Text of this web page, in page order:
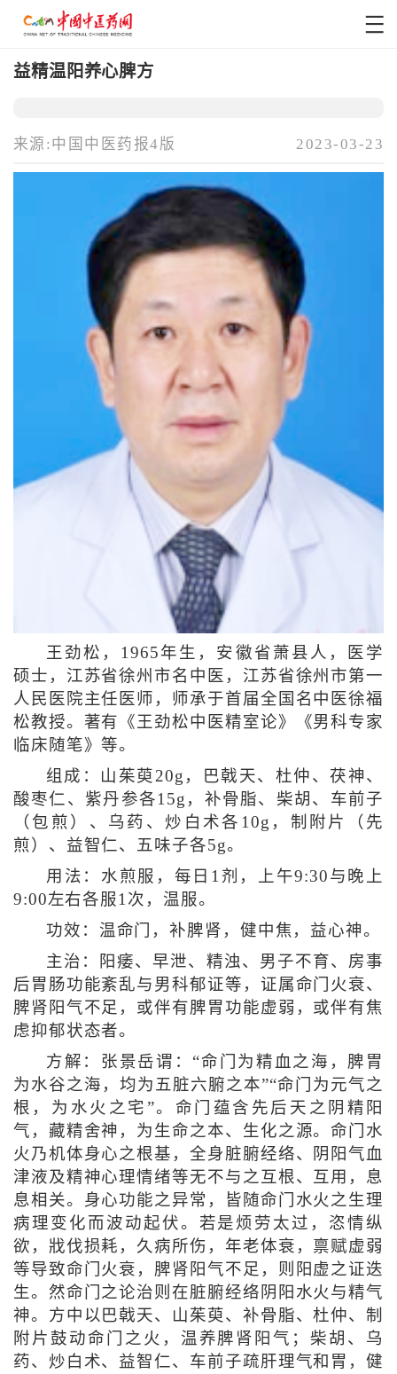
益精温阳养心脾方
来源:中国中医药报4版 2023-03-23
王劲松，1965年生，安徽省萧县人，医学
硕士，江苏省徐州市名中医，江苏省徐州市第一
人民医院主任医师，师承于首届全国名中医徐福
松教授。著有《王劲松中医精室论》《男科专家
临床随笔》等。
组成：山茱萸20g，巴戟天、杜仲、茯神、
酸枣仁、紫丹参各15g，补骨脂、柴胡、车前子
（包煎）、乌药、炒白术各10g，制附片（先
煎）、益智仁、五味子各5g。
用法：水煎服，每日1剂，上午9:30与晚上
9:00左右各服1次，温服。
功效：温命门，补脾肾，健中焦，益心神。
主治：阳痿、早泄、精浊、男子不育、房事
后胃肠功能紊乱与男科郁证等，证属命门火衰、
脾肾阳气不足，或伴有脾胃功能虚弱，或伴有焦
虑抑郁状态者。
方解：张景岳谓：“命门为精血之海，脾胃
为水谷之海，均为五脏六腑之本”“命门为元气之
根，为水火之宅”。命门蕴含先后天之阴精阳
气，藏精舍神，为生命之本、生化之源。命门水
火乃机体身心之根基，全身脏腑经络、阴阳气血
津液及精神心理情绪等无不与之互根、互用，息
息相关。身心功能之异常，皆随命门水火之生理
病理变化而波动起伏。若是烦劳太过，恣情纵
欲，戕伐损耗，久病所伤，年老体衰，禀赋虚弱
等导致命门火衰，脾肾阳气不足，则阳虚之证迭
生。然命门之论治则在脏腑经络阴阳水火与精气
神。方中以巴戟天、山茱萸、补骨脂、杜仲、制
附片鼓动命门之火，温养脾肾阳气；柴胡、乌
药、炒白术、益智仁、车前子疏肝理气和胃，健